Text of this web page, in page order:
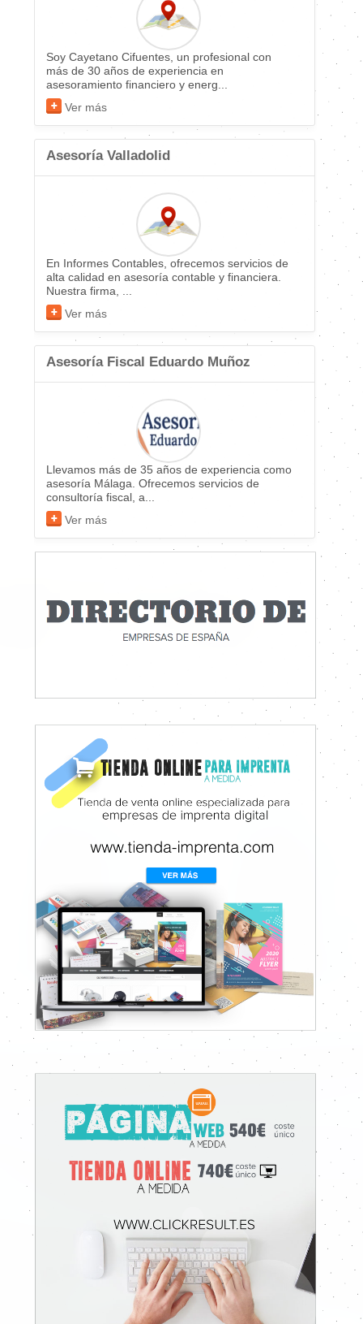
Soy Cayetano Cifuentes, un profesional con
más de 30 años de experiencia en
asesoramiento financiero y energ...
Ver más
Asesoría Valladolid
En Informes Contables, ofrecemos servicios de
alta calidad en asesoría contable y financiera.
Nuestra firma, ...
Ver más
Asesoría Fiscal Eduardo Muñoz
Llevamos más de 35 años de experiencia como
asesoría Málaga. Ofrecemos servicios de
consultoría fiscal, a...
Ver más